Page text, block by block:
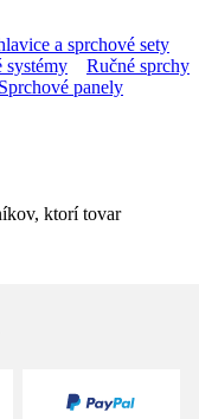
a sprchové sety
systémy
Ručné sprchy
Sprchové panely
ktorí tovar